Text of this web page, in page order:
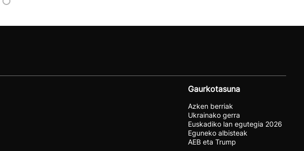
Gaurkotasuna
Azken berriak
Ukrainako gerra
Euskadiko lan egutegia 2026
Eguneko albisteak
AEB eta Trump